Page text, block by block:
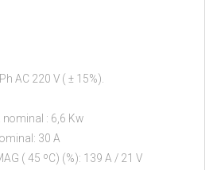
AC 220 V ( ± 15%).
nominal : 6,6 Kw
30 A
( 45 ºC) (%): 139 A / 21 V